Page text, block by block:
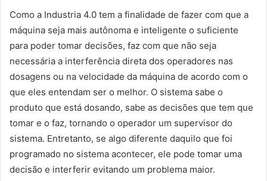
Como a Industria 4.0 tem a finalidade de fazer com que a
máquina seja mais autônoma e inteligente o suficiente
para poder tomar decisões, faz com que não seja
necessária a interferência direta dos operadores nas
dosagens ou na velocidade da máquina de acordo com o
que eles entendam ser o melhor. O sistema sabe o
produto que está dosando, sabe as decisões que tem que
tomar e o faz, tornando o operador um supervisor do
sistema. Entretanto, se algo diferente daquilo que foi
programado no sistema acontecer, ele pode tomar uma
decisão e interferir evitando um problema maior.